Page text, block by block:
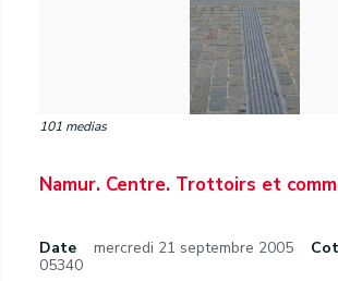
101 medias
Namur. Centre. Trottoirs et
Date mercredi 21 septembre 2005
05340